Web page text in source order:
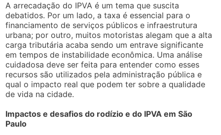
A arrecadação do IPVA é um tema que suscita
debatidos. Por um lado, a taxa é essencial para o
financiamento de serviços públicos e infraestrutura
urbana; por outro, muitos motoristas alegam que a alta
carga tributária acaba sendo um entrave significante
em tempos de instabilidade econômica. Uma análise
cuidadosa deve ser feita para entender como esses
recursos são utilizados pela administração pública e
qual o impacto real que podem ter sobre a qualidade
de vida na cidade.
Impactos e desafios do rodízio e do IPVA em São
Paulo